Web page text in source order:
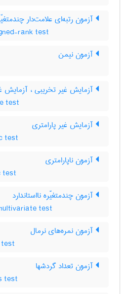
آزمون رتبه‌ای علامت‌دار
rank test
آزمون نیمن
آزمایش غیر تخریبی ،
test
آزمایش غیر پارامتری
test
آزمون ناپارامتری
test
آزمون چندمتغیّره نااستاندارد
test
آزمون نمره‌های نرمال
آزمون تعداد گردشها
test